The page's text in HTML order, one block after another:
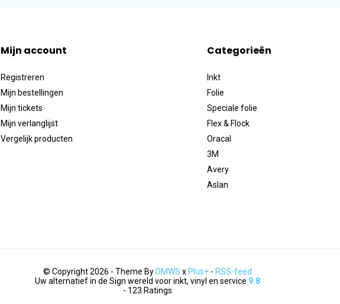
Mijn account
Registreren
Mijn bestellingen
Mijn tickets
Mijn verlanglijst
Vergelijk producten
Categorieën
Inkt
Folie
Speciale folie
Flex & Flock
Oracal
3M
Avery
Aslan
© Copyright 2026 - Theme By DMWS x Plus+ - RSS-feed
Uw alternatief in de Sign wereld voor inkt, vinyl en service 9.8
- 123 Ratings